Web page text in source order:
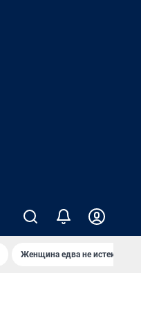
Женщина едва не истекла